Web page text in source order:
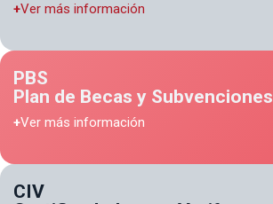
+Ver más información
PBS
Plan de Becas y Subvenciones
+Ver más información
CIV